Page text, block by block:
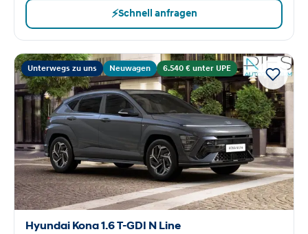
⚡Schnell anfragen
Unterwegs zu uns Neuwagen 6.540 € unter UPE
Hyundai Kona 1.6 T-GDI N Line